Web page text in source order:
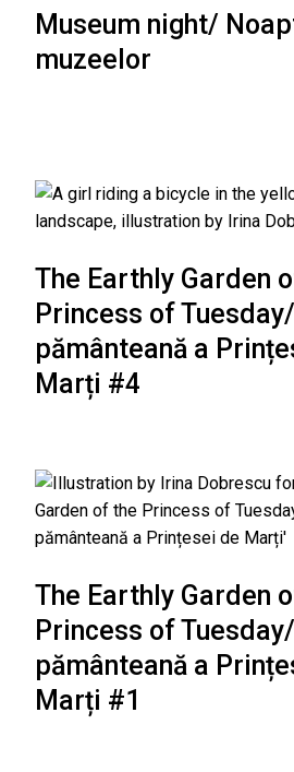
Museum night/
muzeelor
The Earthly Garden
Princess of
pământeană a
Marți #4
The Earthly Garden
Princess of
pământeană a
Marți #1